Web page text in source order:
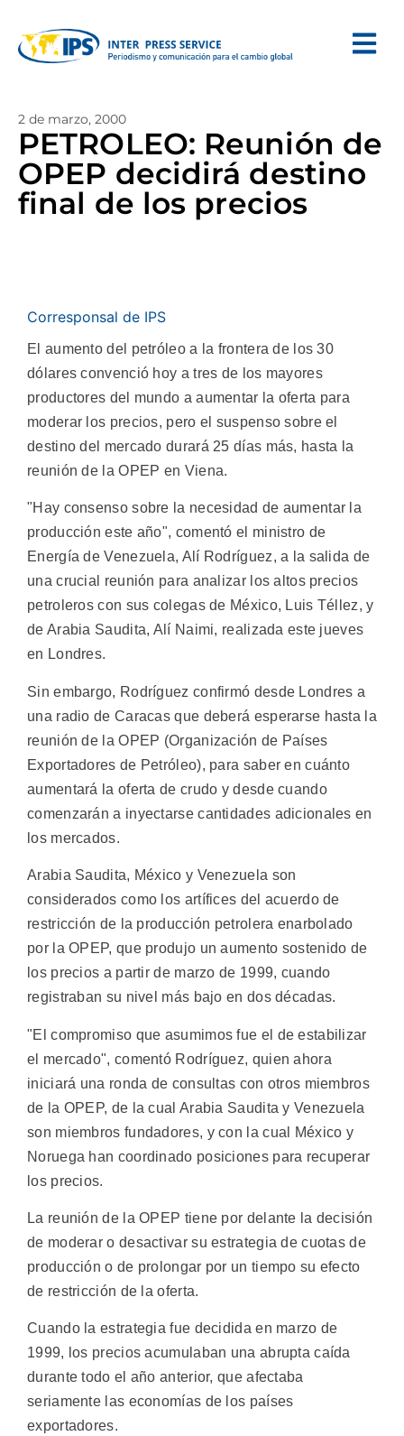
2 de marzo, 2000
PETROLEO: Reunión de
OPEP decidirá destino
final de los precios
Corresponsal de IPS
El aumento del petróleo a la frontera de los 30
dólares convenció hoy a tres de los mayores
productores del mundo a aumentar la oferta para
moderar los precios, pero el suspenso sobre el
destino del mercado durará 25 días más, hasta la
reunión de la OPEP en Viena.
"Hay consenso sobre la necesidad de aumentar la
producción este año", comentó el ministro de
Energía de Venezuela, Alí Rodríguez, a la salida de
una crucial reunión para analizar los altos precios
petroleros con sus colegas de México, Luis Téllez, y
de Arabia Saudita, Alí Naimi, realizada este jueves
en Londres.
Sin embargo, Rodríguez confirmó desde Londres a
una radio de Caracas que deberá esperarse hasta la
reunión de la OPEP (Organización de Países
Exportadores de Petróleo), para saber en cuánto
aumentará la oferta de crudo y desde cuando
comenzarán a inyectarse cantidades adicionales en
los mercados.
Arabia Saudita, México y Venezuela son
considerados como los artífices del acuerdo de
restricción de la producción petrolera enarbolado
por la OPEP, que produjo un aumento sostenido de
los precios a partir de marzo de 1999, cuando
registraban su nivel más bajo en dos décadas.
"El compromiso que asumimos fue el de estabilizar
el mercado", comentó Rodríguez, quien ahora
iniciará una ronda de consultas con otros miembros
de la OPEP, de la cual Arabia Saudita y Venezuela
son miembros fundadores, y con la cual México y
Noruega han coordinado posiciones para recuperar
los precios.
La reunión de la OPEP tiene por delante la decisión
de moderar o desactivar su estrategia de cuotas de
producción o de prolongar por un tiempo su efecto
de restricción de la oferta.
Cuando la estrategia fue decidida en marzo de
1999, los precios acumulaban una abrupta caída
durante todo el año anterior, que afectaba
seriamente las economías de los países
exportadores.